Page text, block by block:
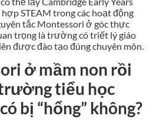
STEAM trong các hoạt động
tắc Montessori ở góc thực
trọng là trường có triết lý giáo
được đào tạo đúng chuyên môn.
ở mầm non rồi
tiểu học
bị “hổng” không?